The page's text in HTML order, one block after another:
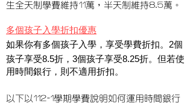
生全天制學費維持11萬，半天制維持8.5萬。
多個孩子入學折扣優惠
如果你有多個孩子入學，享受學費折扣。
2個
孩子享受8.5折， 3個孩子享受8.25折。但若使
用時間銀行，則不適用折扣。
以下以112-1學期學費說明如何運用時間銀行